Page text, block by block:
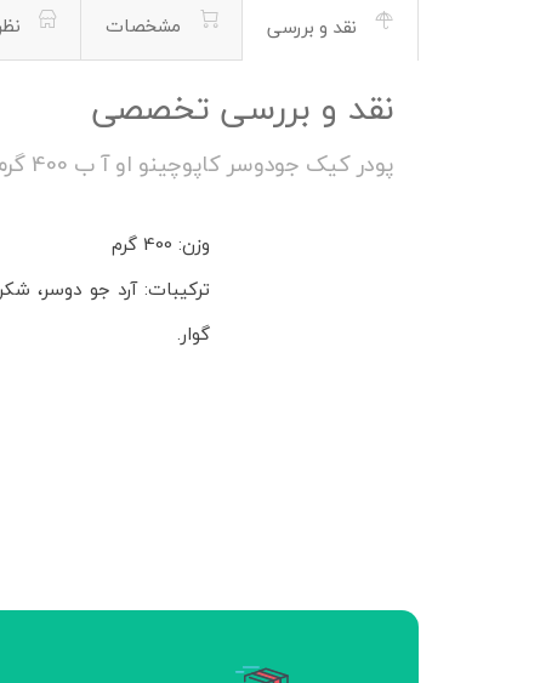
نقد و بررسی مشخصات
نقد و بررسی تخصصی
پودر کیک جودوسر کاپوچینو او آ ب 400 گرم
وزن: 400 گرم
ترکیبات: آرد جو دوسر،
گوار.